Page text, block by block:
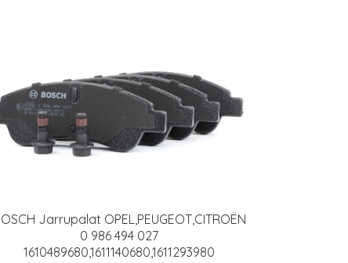
Jarrupalat OPEL,PEUGEOT,CITROËN
0 986 494 027
1610489680,1611140680,1611293980